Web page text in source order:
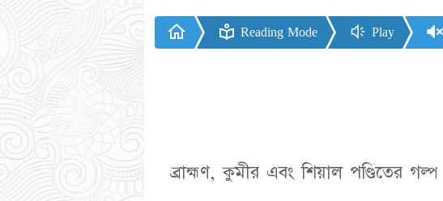
Reading Mode Play
ব্রাহ্মণ, কুমীর এবং শিয়াল পণ্ডিতের গল্প